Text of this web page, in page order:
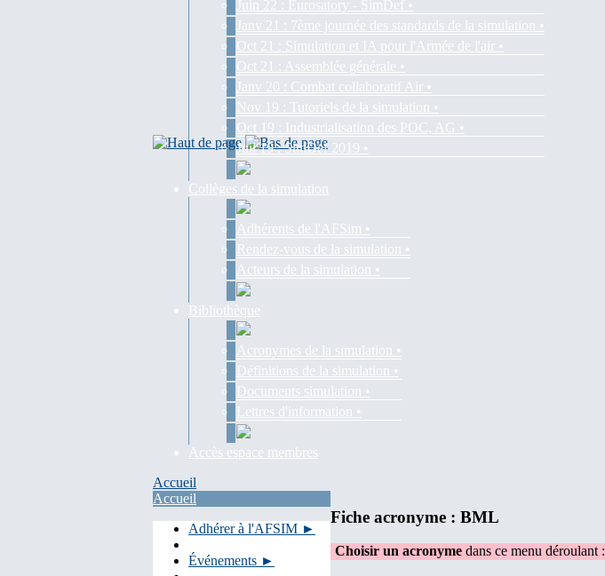
Juin 22 : Eurosatory - SimDef •
Janv 21 : 7ème journée des standards de la simulation •
Oct 21 : Simulation et IA pour l'Armée de l'air •
Oct 21 : Assemblée générale •
Janv 20 : Combat collaboratif Air •
Nov 19 : Tutoriels de la simulation •
Oct 19 : Industrialisation des POC, AG •
Juil 19 : SimDef 2019 •
Collèges de la simulation
Adhérents de l'AFSim •
Rendez-vous de la simulation •
Acteurs de la simulation •
Bibliothèque
Acronymes de la simulation •
Définitions de la simulation •
Documents simulation •
Lettres d'information •
Accès espace membres
Accueil
Accueil
Adhérer à l'AFSIM ►
Événements ►
Fiche acronyme : BML
Choisir un acronyme dans ce menu déroulant :